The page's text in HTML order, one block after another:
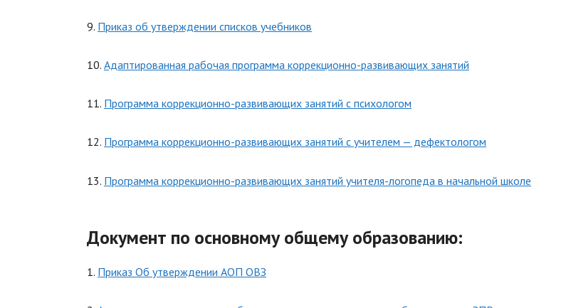
9. Приказ об утверждении списков учебников
10. Адаптированная рабочая программа коррекционно-развивающих занятий
11. Программа коррекционно-развивающих занятий с психологом
12. Программа коррекционно-развивающих занятий с учителем — дефектологом
13. Программа коррекционно-развивающих занятий учителя-логопеда в начальной школе
Документ по основному общему образованию:
1. Приказ Об утверждении АОП ОВЗ